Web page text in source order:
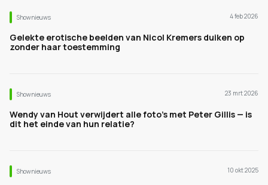
Shownieuws 4 feb 2026
Gelekte erotische beelden van Nicol Kremers duiken op
zonder haar toestemming
Shownieuws 23 mrt 2026
Wendy van Hout verwijdert alle foto’s met Peter Gillis — is
dit het einde van hun relatie?
Shownieuws 10 okt 2025